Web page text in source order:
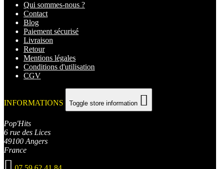
Qui sommes-nous ?
Contact
Blog
Paiement sécurisé
Livraison
Retour
Mentions légales
Conditions d'utilisation
CGV
INFORMATIONS Toggle store information 
Pop'Hits
6 rue des Lices
49100 Angers
France
